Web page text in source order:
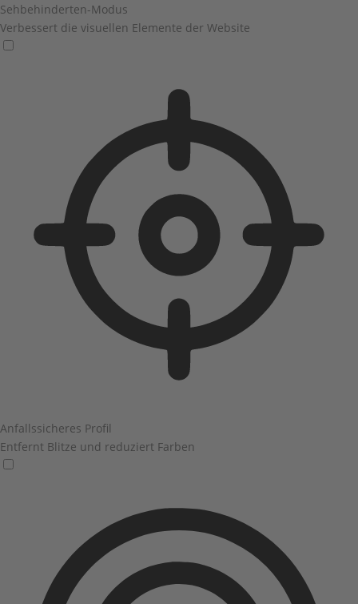
Sehbehinderten-Modus
Verbessert die visuellen Elemente der Website
Anfallssicheres Profil
Entfernt Blitze und reduziert Farben